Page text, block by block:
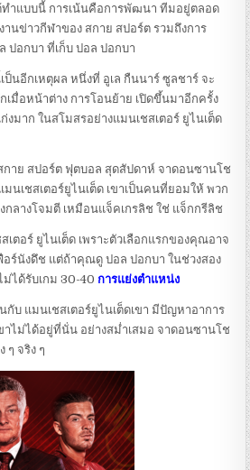
ทำแบบนี้ การเน้นคือการพัฒนา ทีมอยู่ตลอด
านข่าวกีฬาของ สกาย สปอร์ต รวมถึงการ
ปอกบา ที่เก็บ ปอล ปอกบา
ป็นอีกเหตุผล หนึ่งที่ อูเล กืนนาร์ ซูลชาร์ จะ
เมื่อหน้าต่าง การโอนย้าย เปิดขึ้นมาอีกครั้ง
มาก ในสโมสรอย่างแมนเชสเตอร์ ยูไนเต็ด
กาย สปอร์ต ฟุตบอล สุดสัปดาห์ จาดอนซานโช
นเชสเตอร์ยูไนเต็ด เขาเป็นคนที่ยอมให้ พวก
กลางโจมตี เหมือนแจ็คเกรลิช ใช่ แจ็กกรีลิช
เตอร์ ยูไนเต็ด เพราะตัวเลือกแรกของคุณอาจ
อร์นังดึช แต่ถ้าคุณดู ปอล ปอกบา ในช่วงสอง
ได้รับเกม 30-40การแย่งตำแหน่ง
กับ แมนเชสเตอร์ยูไนเต็ดเขา มีปัญหาอาการ
าไม่ได้อยู่ที่นั่น อย่างสม่ำเสมอ จาดอนซานโช
ๆ จริง ๆ